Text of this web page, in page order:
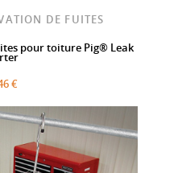
DE FUITES
pour toiture Pig® Leak
€